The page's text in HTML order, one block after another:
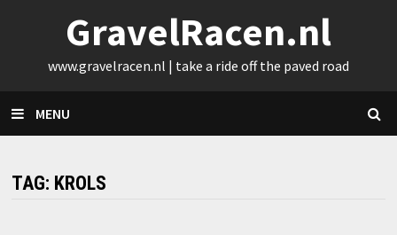
content
GravelRacen.nl
www.gravelracen.nl | take a ride off the paved road
MENU
TAG: KROLS